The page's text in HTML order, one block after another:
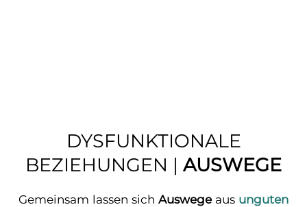
DYSFUNKTIONALE
BEZIEHUNGEN | AUSWEGE
Gemeinsam lassen sichAuswegeaus unguten